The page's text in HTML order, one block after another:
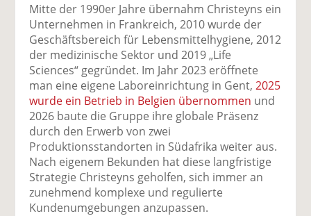
Mitte der 1990er Jahre übernahm Christeyns ein
Unternehmen in Frankreich, 2010 wurde der
Geschäftsbereich für Lebensmittelhygiene, 2012
der medizinische Sektor und 2019 „Life
Sciences“ gegründet. Im Jahr 2023 eröffnete
man eine eigene Laboreinrichtung in Gent,2025
wurde ein Betrieb in Belgien übernommen und
2026 baute die Gruppe ihre globale Präsenz
durch den Erwerb von zwei
Produktionsstandorten in Südafrika weiter aus.
Nach eigenem Bekunden hat diese langfristige
Strategie Christeyns geholfen, sich immer an
zunehmend komplexe und regulierte
Kundenumgebungen anzupassen.